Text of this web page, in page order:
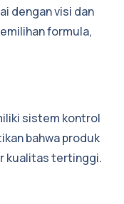
dengan visi dan
formula,
sistem kontrol
bahwa produk
kualitas tertinggi.